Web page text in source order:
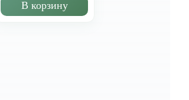
В корзину